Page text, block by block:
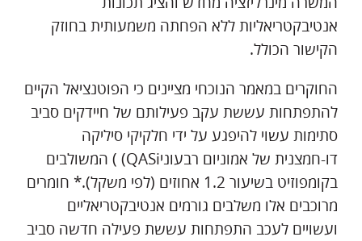
אנטיבקטריאליות ללא הפחתה משמעותית בחוזק
הקישור הכולל.
החוקרים במאמר הנוכחי מציינים כי הפוטנציאל הקיים
להתפתחות עששת עקב פעילותם של חיידקים סביב
סתימות עשוי להיפגע על ידי חלקיקי סיליקה
דו-חמצנית של אמוניום רבעוניQASi) ) המשולבים
בקומפוזיט בשיעור 1.2 אחוזים (לפי משקל).* חומרים
מרוכבים אלו משלבים גורמים אנטיבקטריאליים
ועשויים לעכב התפתחות עששת פעילה חדשה סביב